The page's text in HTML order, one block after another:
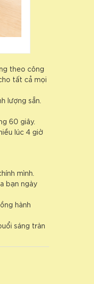
theo công
tất cả mọi
lượng sẵn.
60 giây.
lúc 4 giờ
mình.
bạn ngày
hành
sáng tràn